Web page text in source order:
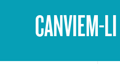
CANVIEM-